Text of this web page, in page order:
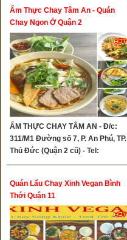
Ẩm Thực Chay Tâm An - Quán
Chay Ngon Ở Quận 2
ẨM THỰC CHAY TÂM AN - Đ/c:
311/M1 Đường số 7, P. An Phú, TP.
Thủ Đức (Quận 2 cũ) - Tel:
0708336801
Quán Lẩu Chay Xinh Vegan Bình
Thới Quận 11